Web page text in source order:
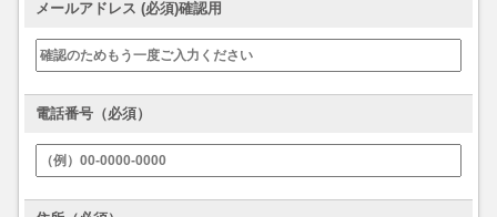
メールアドレス (必須)確認用
電話番号（必須）